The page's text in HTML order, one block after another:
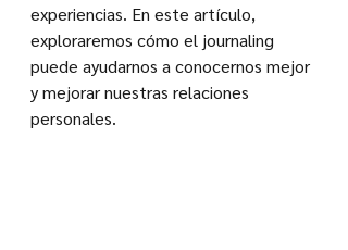
experiencias. En este artículo,
exploraremos cómo el journaling
puede ayudarnos a conocernos mejor
y mejorar nuestras relaciones
personales.